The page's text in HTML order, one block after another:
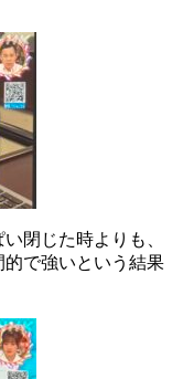
閉じた時よりも、
的で強いという結果